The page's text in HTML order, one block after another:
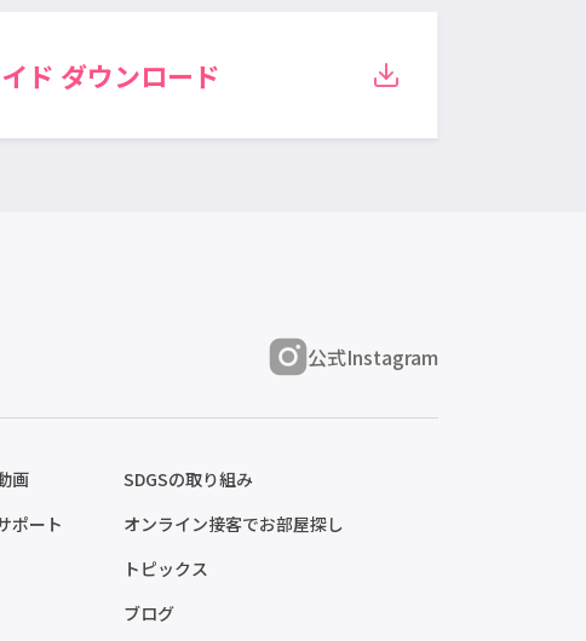
ド ダウンロード
公式Instagram
画
ポート
SDGSの取り組み
オンライン接客でお部屋探し
トピックス
ブログ